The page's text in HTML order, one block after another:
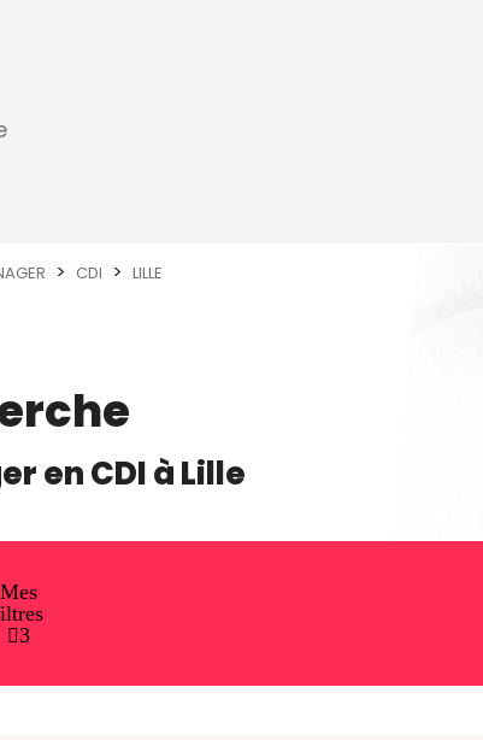
CDI LILLE
enCDIàLille
Mes
3